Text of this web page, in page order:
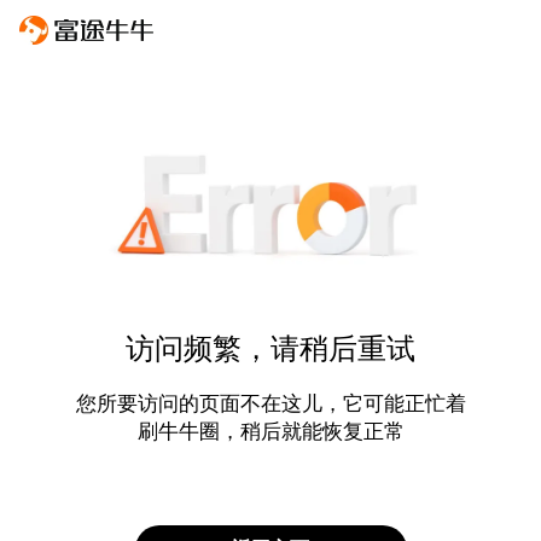
访问频繁，请稍后重试
您所要访问的页面不在这儿，它可能正忙着
刷牛牛圈，稍后就能恢复正常